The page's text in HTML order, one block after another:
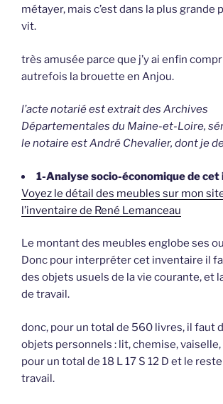
métayer, mais c’est dans la plus grande
vit.
très amusée parce que j’y ai enfin
autrefois la brouette en Anjou.
l’acte notarié est extrait des Archives
Départementales du Maine-et-Loire,
le notaire est André Chevalier, dont je
1-Analyse socio-économique de
Voyez le détail des meubles sur mon
l’inventaire de René Lemanceau
Le montant des meubles englobe ses
Donc pour interpréter cet inventaire il
des objets usuels de la vie courante, et
de travail.
donc, pour un total de 560 livres, il faut
objets personnels : lit, chemise,
pour un total de 18 L 17 S 12 D et le
travail.